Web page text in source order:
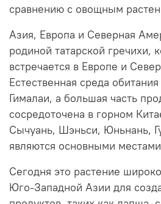
сравнению с овощным
Азия, Европа и Северная
родиной татарской гречихи,
встречается в Европе и
Естественная среда
Гималаи, а большая часть
сосредоточена в горном
Сычуань, Шэньси, Юньнань,
являются основными
Сегодня это растение
Юго-Западной Азии для